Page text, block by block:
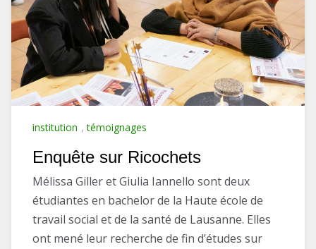
institution ,témoignages
Enquête sur Ricochets
Mélissa Giller et Giulia Iannello sont deux
étudiantes en bachelor de la Haute école de
travail social et de la santé de Lausanne. Elles
ont mené leur recherche de fin d’études sur